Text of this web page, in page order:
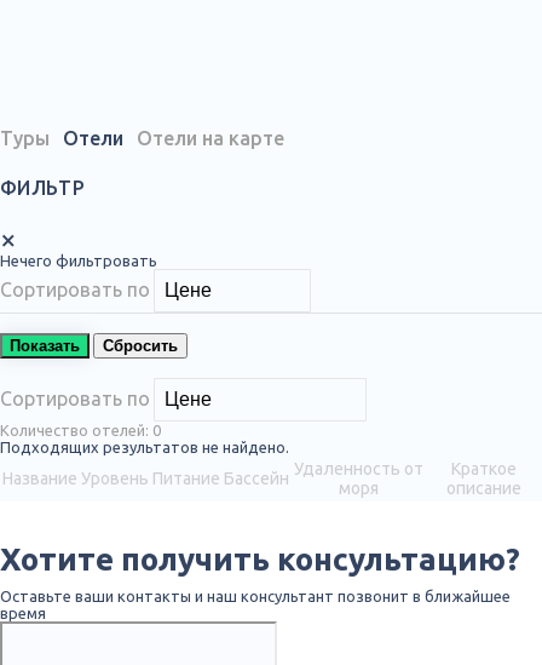
Туры Отели Отели на карте
ФИЛЬТР
×
Нечего фильтровать
Сортировать по
Показать Сбросить
Сортировать по
Количество отелей: 0
Подходящих результатов не найдено.
Название Уровень Питание Бассейн Удаленность от
моря
Краткое
описание
Хотите получить консультацию?
Оставьте ваши контакты и наш консультант позвонит в ближайшее
время